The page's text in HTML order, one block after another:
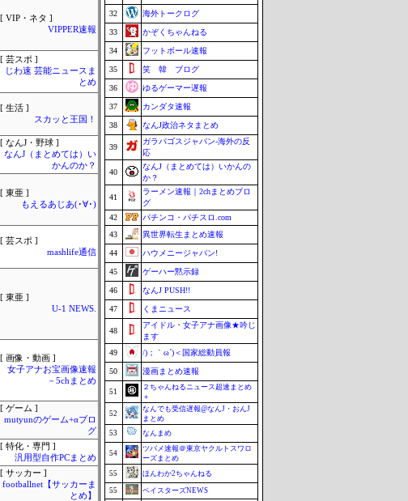
[ VIP・ネタ ]
VIPPER速報
[ 芸スポ ]
じわ速 芸能ニュースま
とめ
[ 生活 ]
スカッと王国！
[ なんJ・野球 ]
なんJ（まとめては）い
かんのか？
[ 東亜 ]
もえるあじあ(･∀･)
[ 芸スポ ]
mashlife通信
[ 東亜 ]
U-1 NEWS.
[ 画像・動画 ]
女子アナお宝画像速報
－5chまとめ
[ ゲーム ]
mutyunのゲーム+αブロ
グ
[ 特化・専門 ]
汎用型自作PCまとめ
[ サッカー ]
footballnet【サッカーま
とめ】
32 海外トークログ
33 かぞくちゃんねる
34 フットボール速報
35 笑 韓 ブログ
36 ゆるゲーマー遅報
37 カンダタ速報
38 なんJ政治ネタまとめ
39
ガラパゴスジャパン-海外の反
応
40
なんJ（まとめては）いかんの
か？
41
ラーメン速報｜2chまとめブロ
グ
42
パチンコ・パチスロ.com
43
異世界転生まとめ速報
44 ハウメニージャパン!
45 ゲーハー黙示録
46 なんJ PUSH!!
47 くまニュース
48
アイドル・女子アナ画像★吟じ
ます
49
/)；｀ω´)＜国家総動員報
50 漫画まとめ速報
51
２ちゃんねるニュース超速まとめ
＋
52
なんでも受信遅報@なんJ・おんJ
まとめ
53
なんまめ
54
ツバメ速報＠東京ヤクルトスワロ
ーズまとめ
55
ほんわか2ちゃんねる
55 ベイスターズNEWS